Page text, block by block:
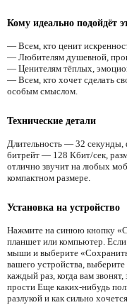
Кому идеально подойдёт
— Всем, кто ценит
— Любителям душевной,
— Ценителям тёплых,
— Всем, кто хочет сделать
особым смыслом.
Технические детали
Длительность — 32
битрейт — 128 Кбит/сек,
отлично звучит на любых
компактном размере.
Установка на устройство
Нажмите на синюю кнопку
планшет или компьютер. Если
мыши и выберите «Сохранить
вашего устройства,
каждый раз, когда вам
прости Еще каких-нибудь
разлукой и как сильно